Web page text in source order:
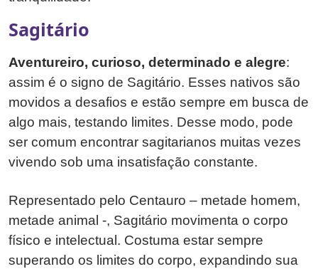
Sagitário
Aventureiro, curioso, determinado e alegre:
assim é o signo de Sagitário. Esses nativos são
movidos a desafios e estão sempre em busca de
algo mais, testando limites. Desse modo, pode
ser comum encontrar sagitarianos muitas vezes
vivendo sob uma insatisfação constante.
Representado pelo Centauro – metade homem,
metade animal -, Sagitário movimenta o corpo
físico e intelectual. Costuma estar sempre
superando os limites do corpo, expandindo sua